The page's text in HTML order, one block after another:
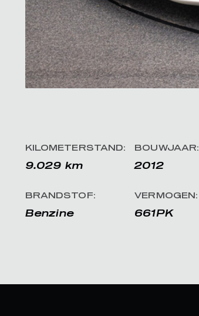
KILOMETERSTAND:
9.029 km
BOUWJAAR:
2012
BRANDSTOF:
Benzine
VERMOGEN:
661PK